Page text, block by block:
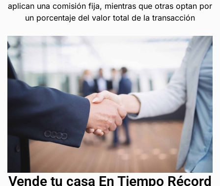
aplican una comisión fija, mientras que otras optan por
un porcentaje del valor total de la transacción
Vende tu casa En Tiempo Récord